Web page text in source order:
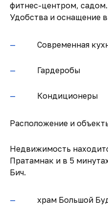
фитнес-центром, садом.
Удобства и оснащение
Современная
Гардеробы
Кондиционеры
Расположение и
Недвижимость
Пратамнак и в 5
Бич.
храм Большой